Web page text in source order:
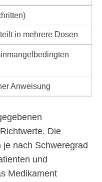
in mehrere Dosen
Anweisung
Die
nach Schweregrad
und
Medikament